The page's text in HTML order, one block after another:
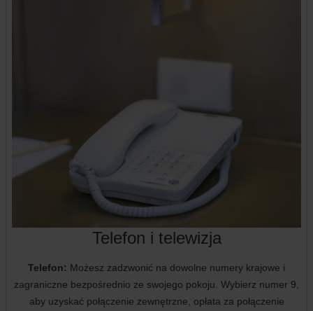
Telefon i telewizja
Telefon: Możesz zadzwonić na dowolne numery krajowe i
zagraniczne bezpośrednio ze swojego pokoju. Wybierz numer 9,
aby uzyskać połączenie zewnętrzne, opłata za połączenie